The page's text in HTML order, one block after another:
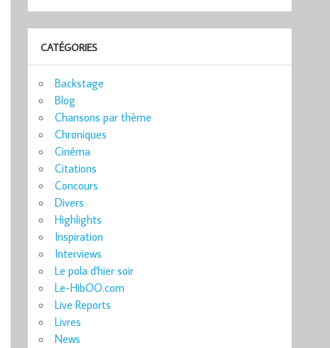
CATÉGORIES
Backstage
Blog
Chansons par thème
Chroniques
Cinéma
Citations
Concours
Divers
Highlights
Inspiration
Interviews
Le pola d'hier soir
Le-HibOO.com
Live Reports
Livres
News